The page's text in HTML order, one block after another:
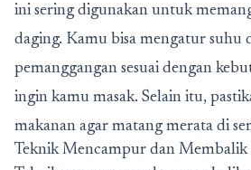
ini sering digunakan untuk
daging. Kamu bisa mengatur suhu
pemanggangan sesuai dengan
ingin kamu masak. Selain itu,
makanan agar matang merata di
Teknik Mencampur dan Membalik